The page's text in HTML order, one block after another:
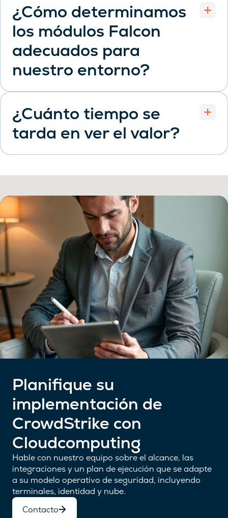
¿Cómo determinamos
los módulos Falcon
adecuados para
nuestro entorno?
¿Cuánto tiempo se
tarda en ver el valor?
Open
Planifique su
implementación de
CrowdStrike con
Cloudcomputing
Hable con nuestro equipo sobre el alcance, las
integraciones y un plan de ejecución que se adapte
a su modelo operativo de seguridad, incluyendo
terminales, identidad y nube.
Contacto